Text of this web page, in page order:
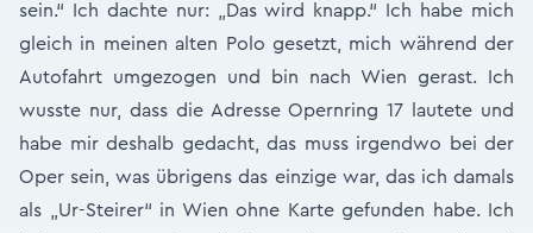
sein.“ Ich dachte nur: „Das wird knapp.“ Ich habe mich
gleich in meinen alten Polo gesetzt, mich während der
Autofahrt umgezogen und bin nach Wien gerast. Ich
wusste nur, dass die Adresse Opernring 17 lautete und
habe mir deshalb gedacht, das muss irgendwo bei der
Oper sein, was übrigens das einzige war, das ich damals
als „Ur-Steirer“ in Wien ohne Karte gefunden habe. Ich